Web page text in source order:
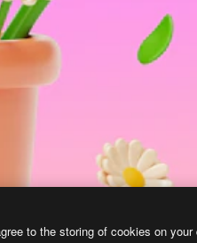
to the storing of cookies on